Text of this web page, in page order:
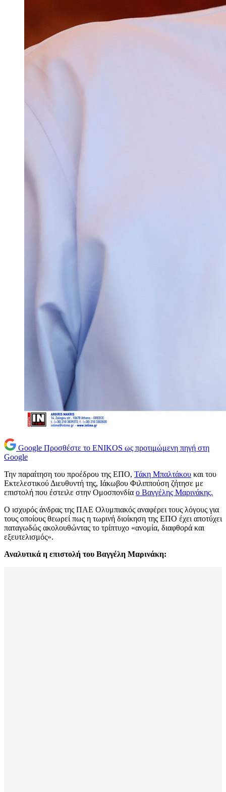
Google Προσθέστε το ENIKOS ως προτιμώμενη πηγή στη
Google
Την παραίτηση του προέδρου της ΕΠΟ, Τάκη Μπαλτάκου και του
Εκτελεστικού Διευθυντή της, Ιάκωβου Φιλιππούση ζήτησε με
επιστολή που έστειλε στην Ομοσπονδία ο Βαγγέλης Μαρινάκης.
Ο ισχυρός άνδρας της ΠΑΕ Ολυμπιακός αναφέρει τους λόγους για
τους οποίους θεωρεί πως η τωρινή διοίκηση της ΕΠΟ έχει αποτύχει
παταγωδώς ακολουθώντας το τρίπτυχο «ανομία, διαφθορά και
εξευτελισμός».
Αναλυτικά η επιστολή του Βαγγέλη Μαρινάκη: